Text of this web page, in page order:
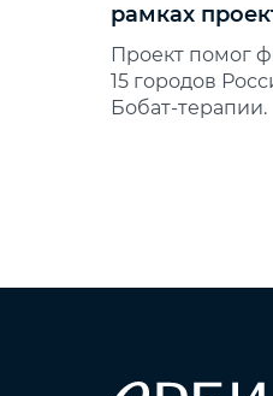
рамках
Проект помог
15 городов
Бобат‑терапии.